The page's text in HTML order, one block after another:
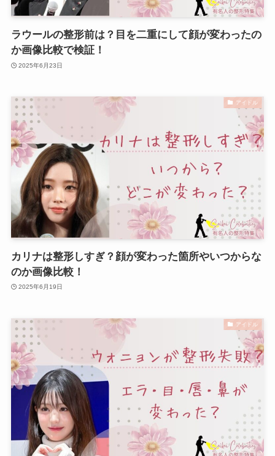
ラウールの整形前は？目を二重にして顔が変わったの
か画像比較で検証！
2025年6月23日
アイドル
カリナは整形しすぎ？顔が変わった箇所やいつからな
のか画像比較！
2025年6月19日
アイドル